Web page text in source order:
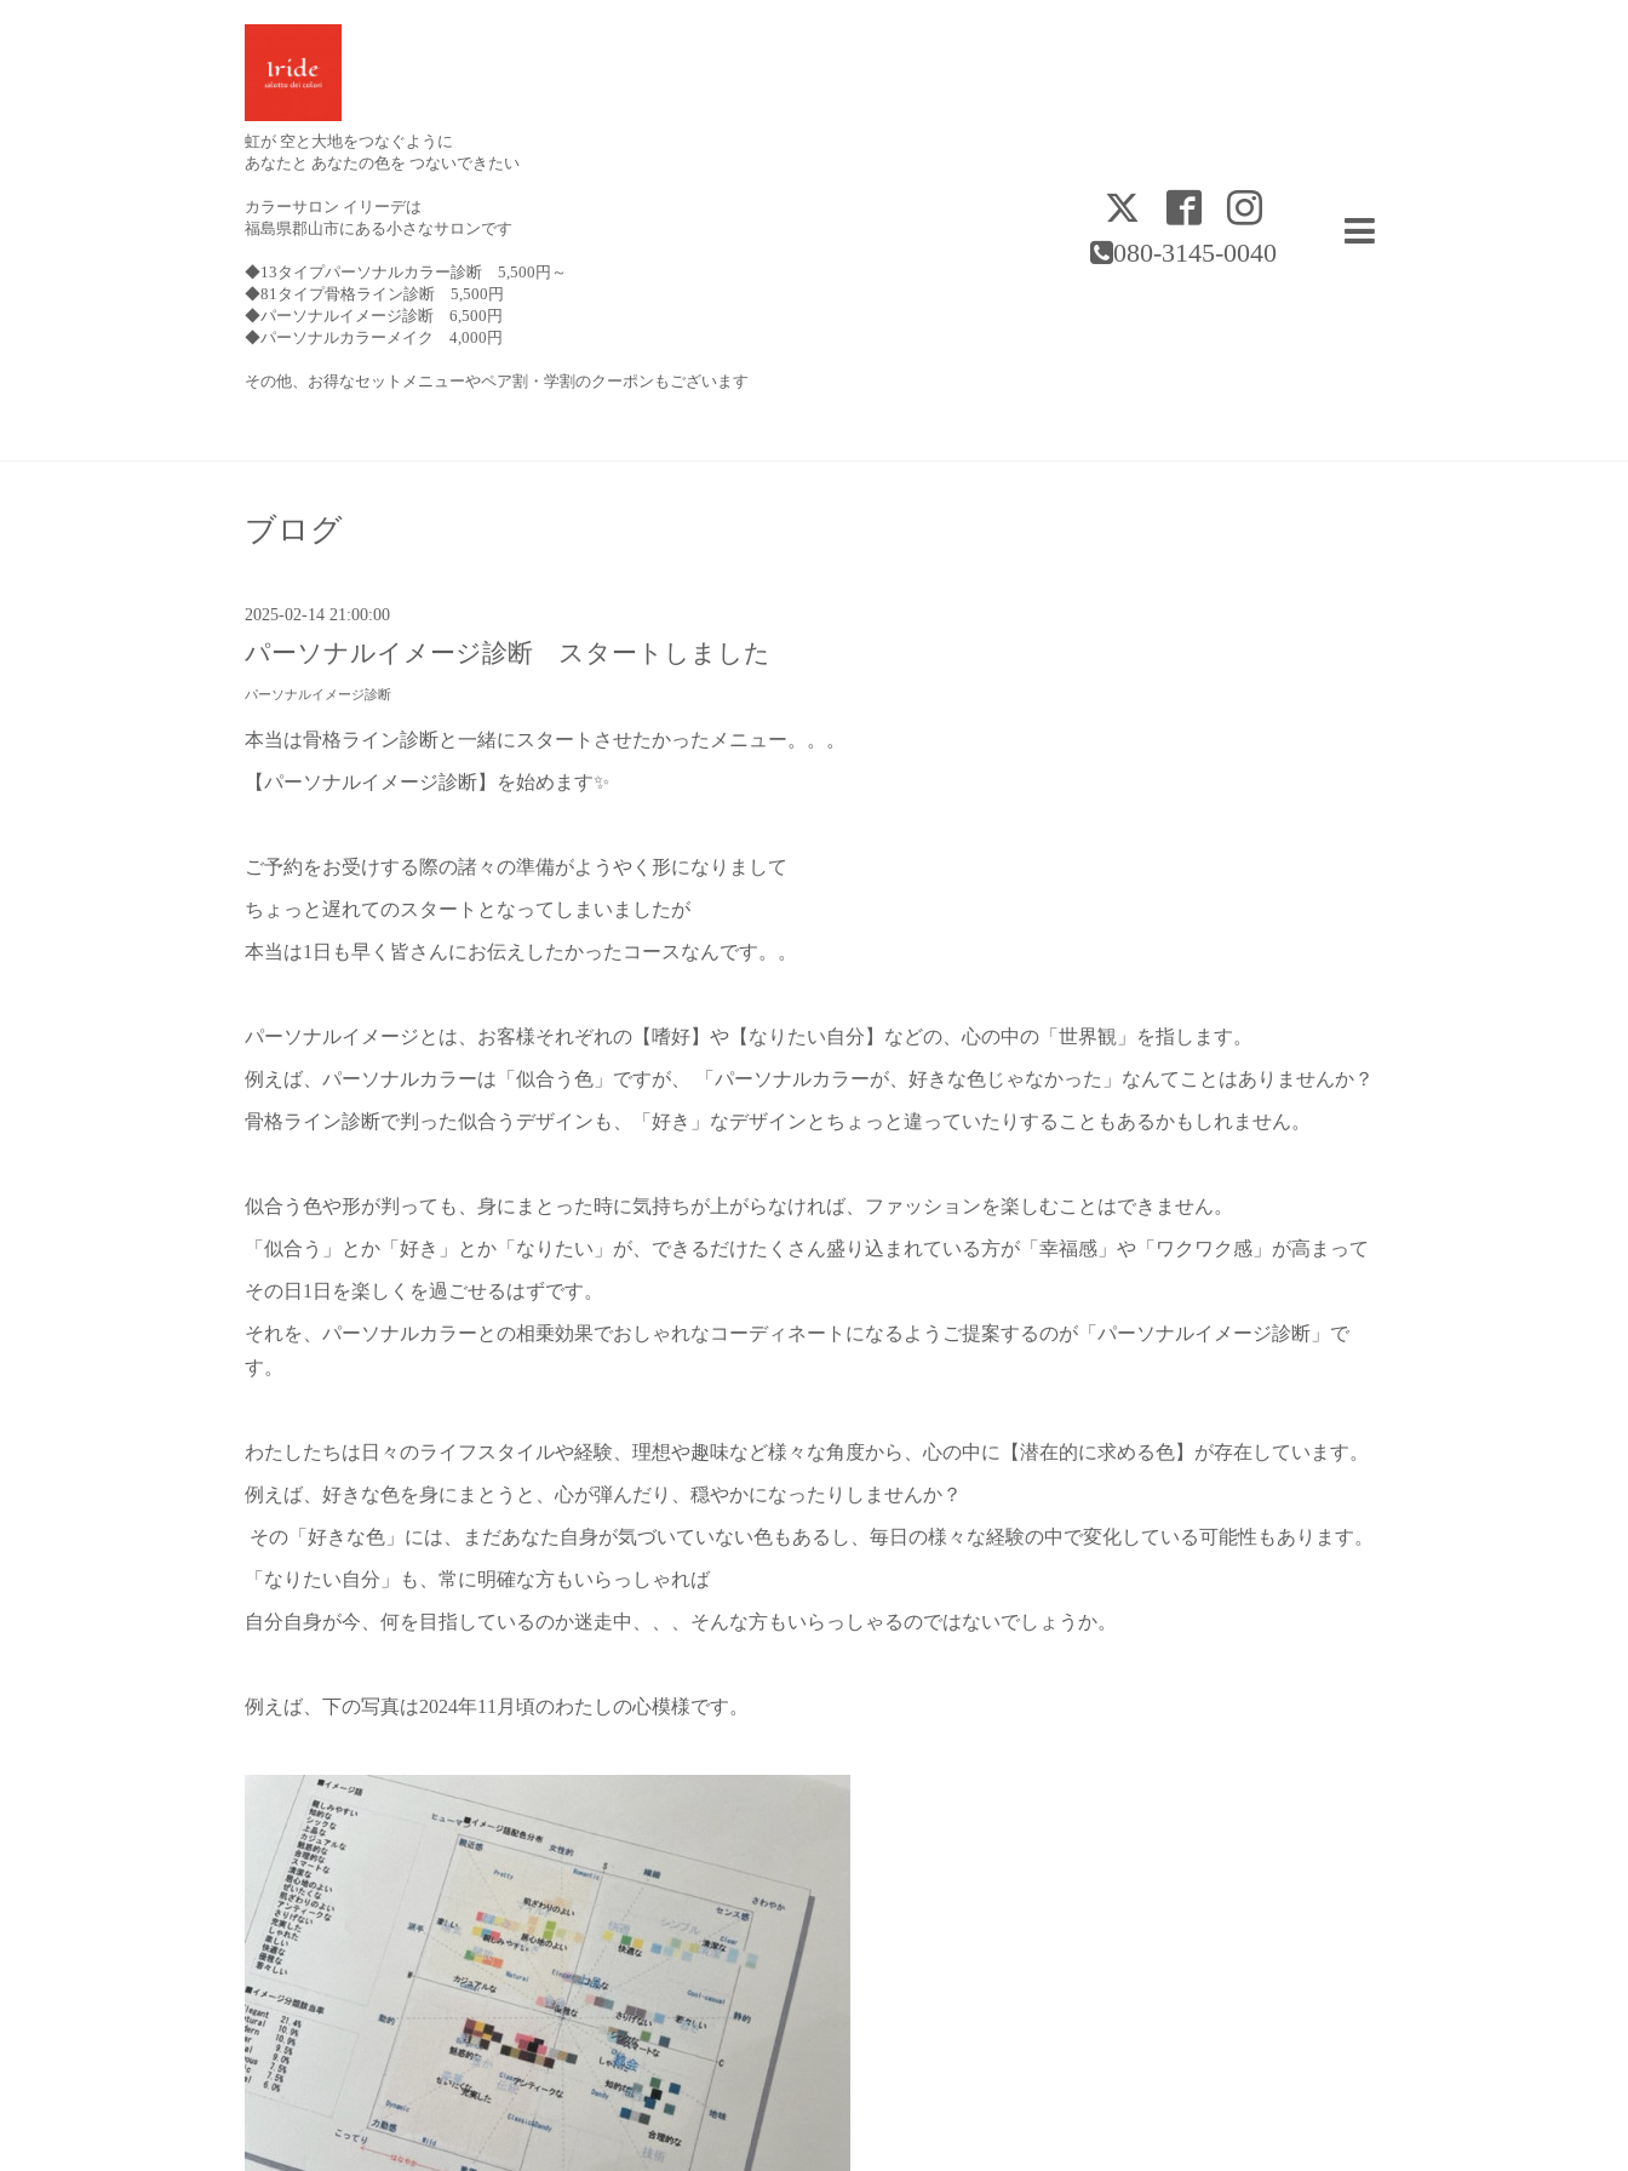
080-3145-0040
虹が 空と大地をつなぐように
あなたと あなたの色を つないできたい
カラーサロン イリーデは
福島県郡山市にある小さなサロンです
◆13タイプパーソナルカラー診断 5,500円～
◆81タイプ骨格ライン診断 5,500円
◆パーソナルイメージ診断 6,500円
◆パーソナルカラーメイク 4,000円
その他、お得なセットメニューやペア割・学割のクーポンもございます
ブログ
2025-02-14 21:00:00
パーソナルイメージ診断 スタートしました
パーソナルイメージ診断
本当は骨格ライン診断と一緒にスタートさせたかったメニュー。。。
【パーソナルイメージ診断】を始めます✨
ご予約をお受けする際の諸々の準備がようやく形になりまして
ちょっと遅れてのスタートとなってしまいましたが
本当は1日も早く皆さんにお伝えしたかったコースなんです。。
パーソナルイメージとは、お客様それぞれの【嗜好】や【なりたい自分】などの、心の中の「世界観」を指します。
例えば、パーソナルカラーは「似合う色」ですが、 「パーソナルカラーが、好きな色じゃなかった」なんてことはありませんか？
骨格ライン診断で判った似合うデザインも、「好き」なデザインとちょっと違っていたりすることもあるかもしれません。
似合う色や形が判っても、身にまとった時に気持ちが上がらなければ、ファッションを楽しむことはできません。
「似合う」とか「好き」とか「なりたい」が、できるだけたくさん盛り込まれている方が「幸福感」や「ワクワク感」が高まって
その日1日を楽しくを過ごせるはずです。
それを、パーソナルカラーとの相乗効果でおしゃれなコーディネートになるようご提案するのが「パーソナルイメージ診断」で
す。
わたしたちは日々のライフスタイルや経験、理想や趣味など様々な角度から、心の中に【潜在的に求める色】が存在しています。
例えば、好きな色を身にまとうと、心が弾んだり、穏やかになったりしませんか？
その「好きな色」には、まだあなた自身が気づいていない色もあるし、毎日の様々な経験の中で変化している可能性もあります。
「なりたい自分」も、常に明確な方もいらっしゃれば
自分自身が今、何を目指しているのか迷走中、、、そんな方もいらっしゃるのではないでしょうか。
例えば、下の写真は2024年11月頃のわたしの心模様です。